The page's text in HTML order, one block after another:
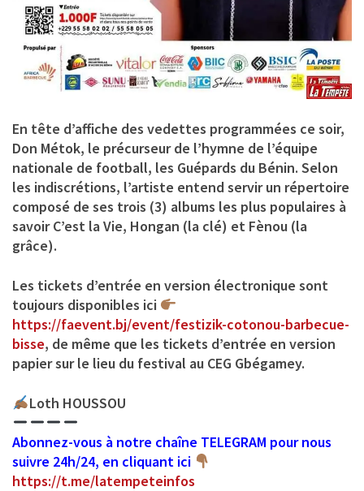
En tête d’affiche des vedettes programmées ce soir,
Don Métok, le précurseur de l’hymne de l’équipe
nationale de football, les Guépards du Bénin. Selon
les indiscrétions, l’artiste entend servir un répertoire
composé de ses trois (3) albums les plus populaires à
savoir C’est la Vie, Hongan (la clé) et Fènou (la
grâce).
Les tickets d’entrée en version électronique sont
toujours disponibles ici
https://faevent.bj/event/festizik-cotonou-barbecue-
bisse, de même que les tickets d’entrée en version
papier sur le lieu du festival au CEG Gbégamey.
Loth HOUSSOU
Abonnez-vous à notre chaîne TELEGRAM pour nous
suivre 24h/24, en cliquant ici
https://t.me/latempeteinfos